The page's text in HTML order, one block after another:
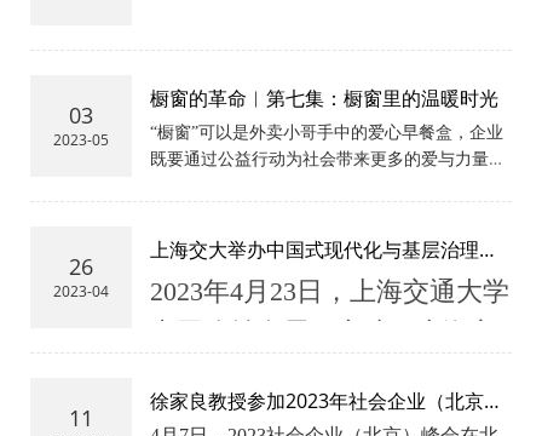
03
2023-05
橱窗的革命︱第七集：橱窗里的温暖时光
“橱窗”可以是外卖小哥手中的爱心早餐盒，企业
既要通过公益行动为社会带来更多的爱与力量，
26
2023-04
上海交大举办中国式现代化与基层治理高
质量发展研讨会
2023年4月23日，上海交通大学
办、民政部政策研究中心指
11
徐家良教授参加2023年社会企业（北京）
峰会